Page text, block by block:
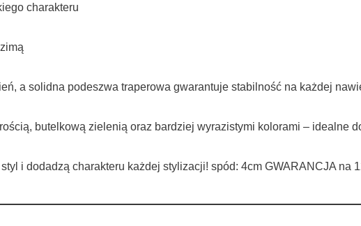
charakteru
a solidna podeszwa traperowa gwarantuje stabilność na każdej
butelkową zielenią oraz bardziej wyrazistymi kolorami – idealne
i dodadzą charakteru każdej stylizacji! spód: 4cm GWARANCJA na